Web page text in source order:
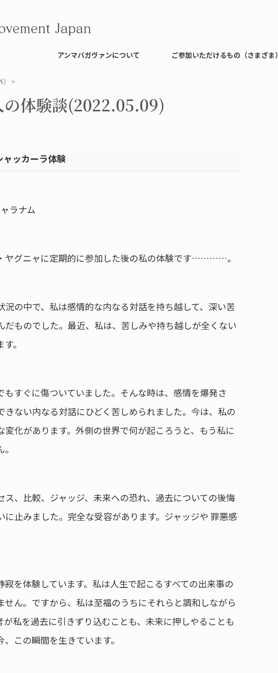
アンマバガヴァンについて ご参加いただけるもの（さまざま）
>
体験談(2022.05.09)
ャッカーラ体験
ラナム
ヤグニャに定期的に参加した後の私の体験です…………。
況の中で、私は感情的な内なる対話を持ち越して、深い苦
だものでした。最近、私は、苦しみや持ち越しが全くない
。
もすぐに傷ついていました。そんな時は、感情を爆発さ
きない内なる対話にひどく苦しめられました。今は、私の
変化があります。外側の世界で何が起ころうと、もう私に
ス、比較、ジャッジ、未来への恐れ、過去についての後悔
に止みました。完全な受容があります。ジャッジや 罪悪感
寂を体験しています。私は人生で起こるすべての出来事の
せん。ですから、私は至福のうちにそれらと調和しながら
が私を過去に引きずり込むことも、未来に押しやることも
この瞬間を生きています。